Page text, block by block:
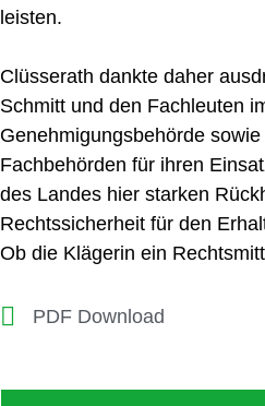
leisten.
Clüsserath dankte daher
Schmitt und den Fachleuten
Genehmigungsbehörde
Fachbehörden für ihren
des Landes hier starken
Rechtssicherheit für den
Ob die Klägerin ein
PDF Download